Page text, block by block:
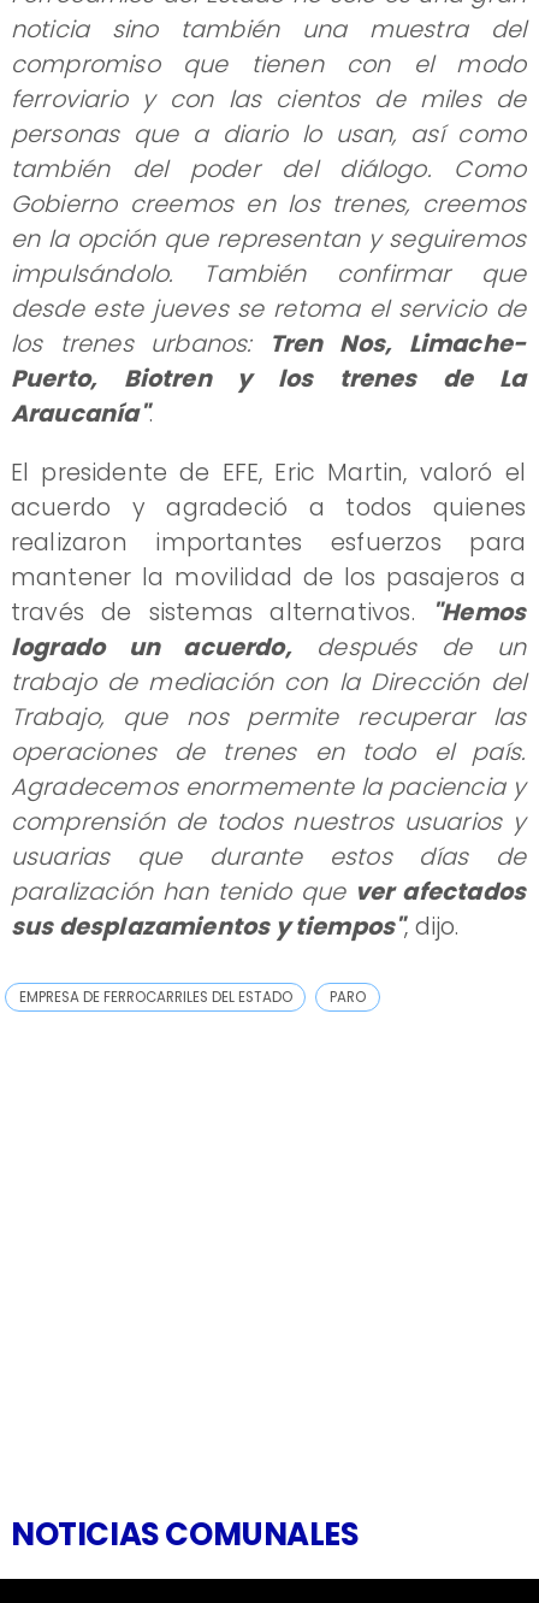
noticia sino también una muestra del
compromiso que tienen con el modo
ferroviario y con las cientos de miles de
personas que a diario lo usan, así como
también del poder del diálogo. Como
Gobierno creemos en los trenes, creemos
en la opción que representan y seguiremos
impulsándolo. También confirmar que
desde este jueves se retoma el servicio de
los trenes urbanos:
Tren Nos, Limache-
Puerto, Biotren y los trenes de La
Araucanía".
El presidente de EFE, Eric Martin, valoró el
acuerdo y agradeció a todos quienes
realizaron importantes esfuerzos para
mantener la movilidad de los pasajeros a
través de sistemas alternativos.
"Hemos
logrado un acuerdo,después de un
trabajo de mediación con la Dirección del
Trabajo, que nos permite recuperar las
operaciones de trenes en todo el país.
Agradecemos enormemente la paciencia y
comprensión de todos nuestros usuarios y
usuarias que durante estos días de
paralización han tenido quever afectados
sus desplazamientos y tiempos", dijo.
EMPRESA DE FERROCARRILES DEL ESTADO PARO
NOTICIAS COMUNALES